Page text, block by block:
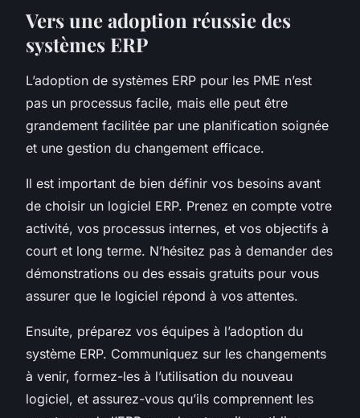
Vers une adoption réussie des
systèmes ERP
L’adoption de systèmes ERP pour les PME n’est
pas un processus facile, mais elle peut être
grandement facilitée par une planification soignée
et une gestion du changement efficace.
Il est important de bien définir vos besoins avant
de choisir un logiciel ERP. Prenez en compte votre
activité, vos processus internes, et vos objectifs à
court et long terme. N’hésitez pas à demander des
démonstrations ou des essais gratuits pour vous
assurer que le logiciel répond à vos attentes.
Ensuite, préparez vos équipes à l’adoption du
système ERP. Communiquez sur les changements
à venir, formez-les à l’utilisation du nouveau
logiciel, et assurez-vous qu’ils comprennent les